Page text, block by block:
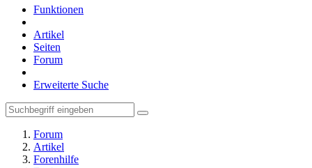
Funktionen
Artikel
Seiten
Forum
Erweiterte Suche
Forum
Artikel
Forenhilfe